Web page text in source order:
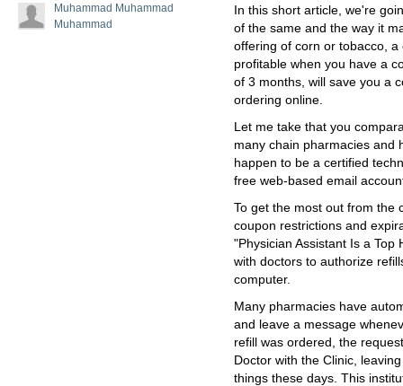
Muhammad Muhammad
Muhammad
In this short article, we're
of the same and the way it
offering of corn or tobacco,
profitable when you have a
of 3 months, will save you a
ordering online.
Let me take that you
many chain pharmacies and
happen to be a certified
free web-based email
To get the most out from the
coupon restrictions and
"Physician Assistant Is a Top
with doctors to authorize
computer.
Many pharmacies have
and leave a message
refill was ordered, the
Doctor with the Clinic,
things these days. This